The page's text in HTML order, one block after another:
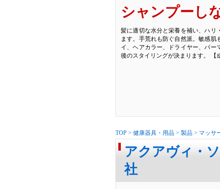
シャンプーし
髪に適切な水分と栄養を補い、ハリ
ます。手荒れも防ぐ自然派。敏感
イ、ヘアカラー、ドライヤー、パー
後のスタイリングが決まります。 【
TOP > 健康器具・用品 > 製品 > マッサ
アクアヴィ・
社